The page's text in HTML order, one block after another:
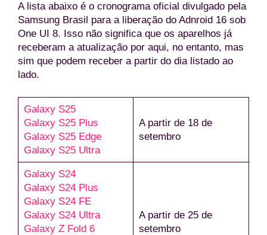
A lista abaixo é o cronograma oficial divulgado pela
Samsung Brasil para a liberação do Adnroid 16 sob
One UI 8. Isso não significa que os aparelhos já
receberam a atualização por aqui, no entanto, mas
sim que podem receber a partir do dia listado ao
lado.
Galaxy S25
Galaxy S25 Plus
Galaxy S25 Edge
Galaxy S25 Ultra
A partir de 18 de
setembro
Galaxy S24
Galaxy S24 Plus
Galaxy S24 FE
Galaxy S24 Ultra
Galaxy Z Fold 6
A partir de 25 de
setembro